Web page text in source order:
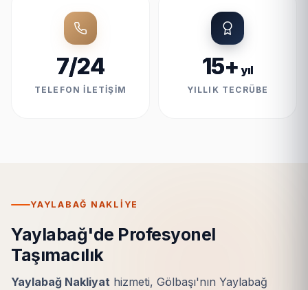
7/24
TELEFON İLETIŞIM
15+ yıl
YILLIK TECRÜBE
YAYLABAĞ NAKLIYE
Yaylabağ'de Profesyonel
Taşımacılık
Yaylabağ Nakliyat hizmeti, Gölbaşı'nın Yaylabağ